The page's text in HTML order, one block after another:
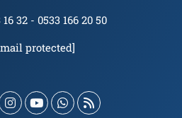
16 32 - 0533 166 20 50
protected]